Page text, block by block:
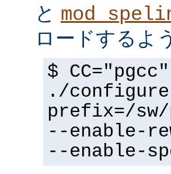
と
ロードするよ
$
./
prefix=/sw/
--enable-
--enable-